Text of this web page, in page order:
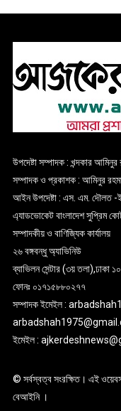
উপদেষ্টা সম্পাদক : খন্দকার আমিনুর
সম্পাদক ও প্রকাশক : আমিনুর
আইন উপদেষ্টা : এস. এম. দৌলত -
এ্যাডভোকেট বাংলাদেশ সুপ্রিম
সম্পাদকীয় ও বাণিজ্যিক কার্যালয়
২৬ বঙ্গবন্ধু অ্যাভিনিউ
ব্যাভিলন সেন্টার (৩য় তলা),ঢাকা
ফোনঃ ০১৭১৫৮৮০২৭৭
সম্পাদক ইমেইল :
ইমেইল :
© সর্বস্বত্ব সংরক্ষিত। এই
বেআইনি ।